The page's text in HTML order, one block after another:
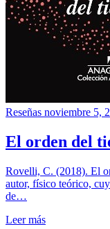
Reseñas noviembre 5,
El orden del
Rovelli, C. (2018). El
autor, físico teórico,
de…
Leer más